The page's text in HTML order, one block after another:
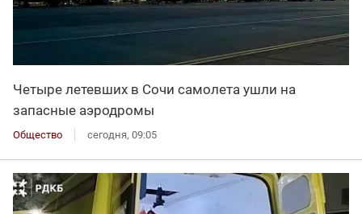
Четыре летевших в Сочи самолета ушли на
запасные аэродромы
Общество сегодня, 09:05